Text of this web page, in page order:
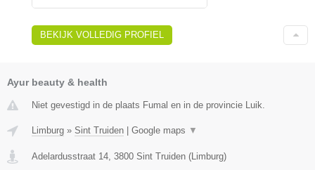
BEKIJK VOLLEDIG PROFIEL
Ayur beauty & health
Niet gevestigd in de plaats Fumal en in de provincie Luik.
Limburg » Sint Truiden Google maps ▼
Adelardusstraat 14 3800 Sint Truiden ( Limburg)